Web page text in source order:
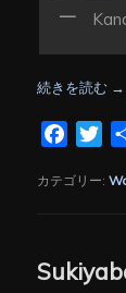
続きを読む →
カテゴリー: